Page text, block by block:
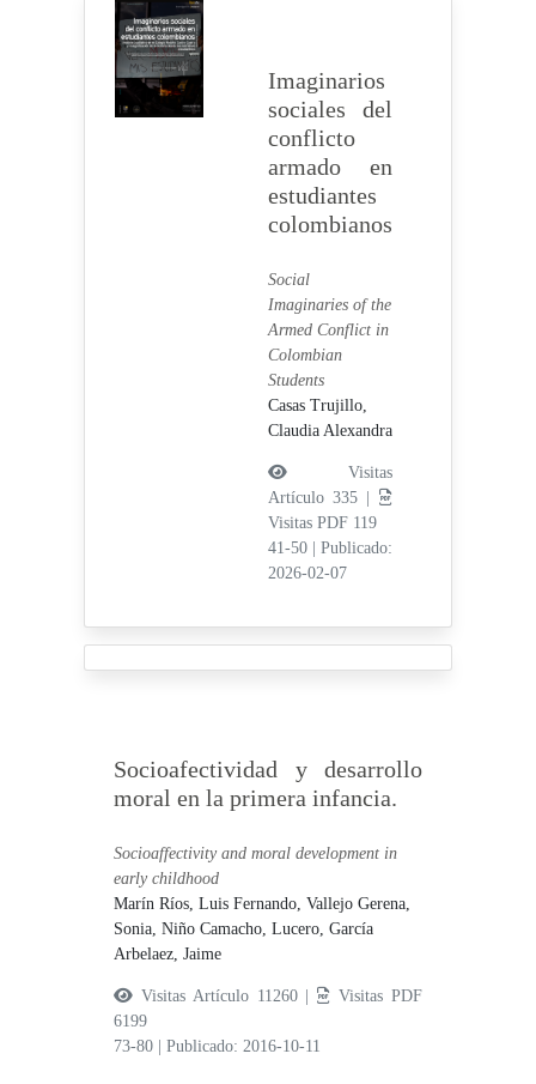
Imaginarios
sociales del
conflicto
armado en
estudiantes
colombianos
Social
Imaginaries of the
Armed Conflict in
Colombian
Students
Casas Trujillo,
Claudia Alexandra
Visitas
Artículo 335 |
Visitas PDF 119
41-50
Publicado:
2026-02-07
Socioafectividad y desarrollo
moral en la primera infancia.
Socioaffectivity and moral development in
early childhood
Marín Ríos, Luis Fernando,Vallejo Gerena,
Sonia,Niño Camacho, Lucero,García
Arbelaez, Jaime
Visitas Artículo 11260 |
Visitas PDF
6199
73-80
|Publicado: 2016-10-11